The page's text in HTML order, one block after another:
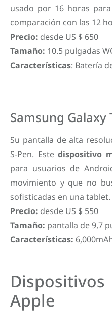
usado por 16 horas
comparación con las 12
Precio: desde US $ 650
Tamaño: 10.5 pulgadas
Características: Batería
Samsung Galaxy
Su pantalla de alta
S-Pen. Estedispositivo
para usuarios de
movimiento y que no
sofisticadas en una tablet.
Precio: desde US $ 550
Tamaño: pantalla de 9,7
Características:
Apple